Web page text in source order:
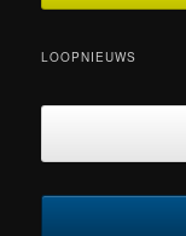
LOOPNIEUWS